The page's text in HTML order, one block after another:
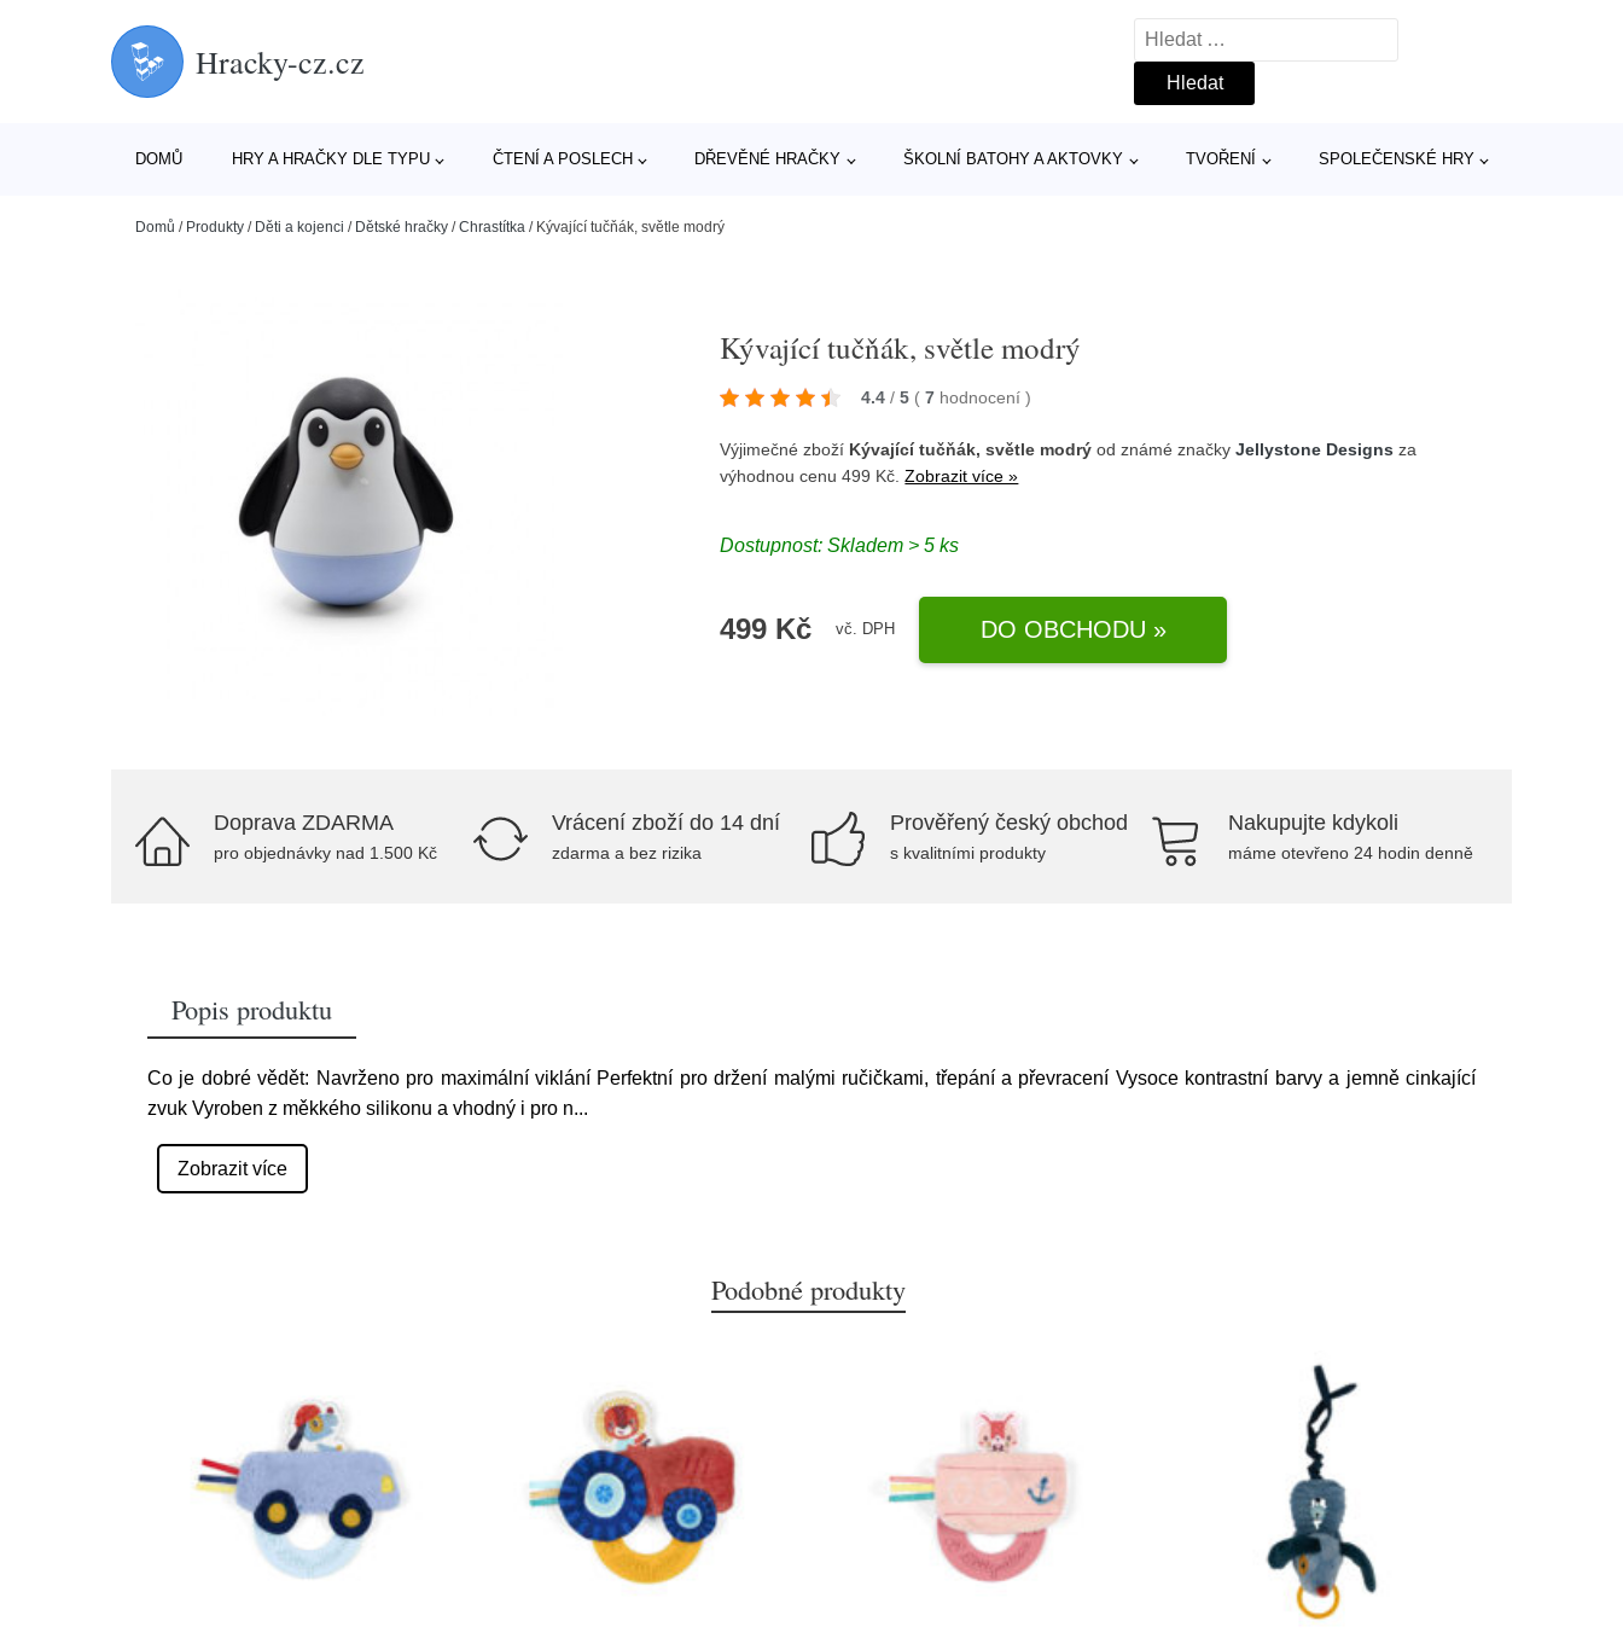
Hracky-cz.cz
Vyhledávání
DOMŮ HRY A HRAČKY DLE TYPU ČTENÍ A POSLECH DŘEVĚNÉ HRAČKY ŠKOLNÍ BATOHY A AKTOVKY TVOŘENÍ SPOLEČENSKÉ HRY
Domů / Produkty / Děti a kojenci / Dětské hračky /Chrastítka / Kývající tučňák, světle modrý
Kývající tučňák, světle modrý
4.4 / 5 ( 7 hodnocení)
Výjimečné zboží Kývající tučňák, světle modrý od známé značkyJellystone Designs za
výhodnou cenu 499 Kč.Zobrazit více »
Dostupnost: Skladem > 5 ks
499 Kč vč. DPH DO OBCHODU »
Doprava ZDARMA
pro objednávky nad 1.500 Kč
Vrácení zboží do 14 dní
zdarma a bez rizika
Prověřený český obchod
s kvalitními produkty
Nakupujte kdykoli
máme otevřeno 24 hodin denně
Popis produktu
Co je dobré vědět: Navrženo pro maximální viklání Perfektní pro držení malými ručičkami, třepání a převracení Vysoce kontrastní barvy a jemně cinkající
zvuk Vyroben z měkkého silikonu a vhodný i pro n...
Zobrazit více
Podobné produkty